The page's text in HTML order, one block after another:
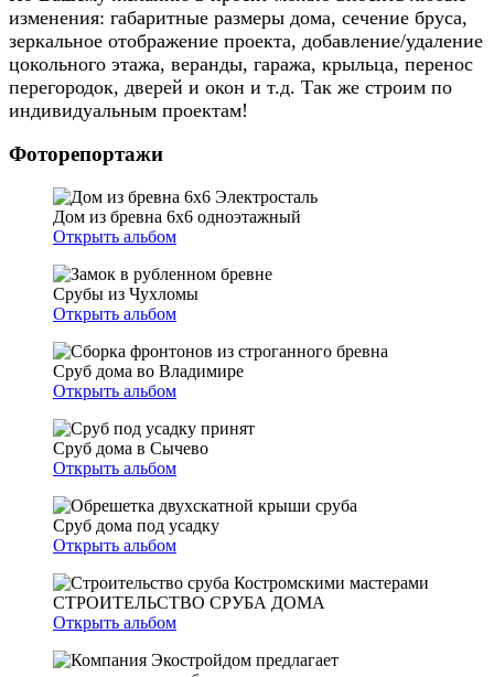
изменения: габаритные размеры дома, сечение бруса,
зеркальное отображение проекта, добавление/удаление
цокольного этажа, веранды, гаража, крыльца, перенос
перегородок, дверей и окон и т.д. Так же строим по
индивидуальным проектам!
Фоторепортажи
Дом из бревна 6х6 одноэтажный
Открыть альбом
Срубы из Чухломы
Открыть альбом
Сруб дома во Владимире
Открыть альбом
Сруб дома в Сычево
Открыть альбом
Сруб дома под усадку
Открыть альбом
СТРОИТЕЛЬСТВО СРУБА ДОМА
Открыть альбом